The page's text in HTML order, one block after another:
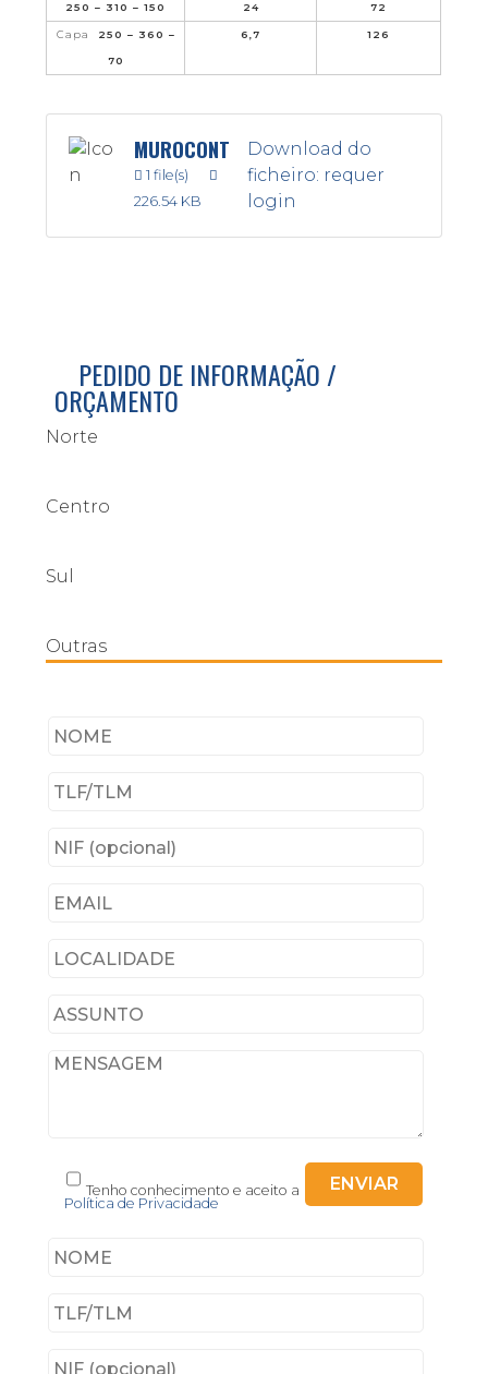
250 – 310 – 150 24 72
Capa 250 – 360 –
70
6,7 126
MUROCONT
1 file(s)
226.54 KB
Download do
ficheiro: requer
login
PEDIDO DE INFORMAÇÃO /
ORÇAMENTO
Norte
Centro
Sul
Outras
Tenho conhecimento e aceito a
Política de Privacidade